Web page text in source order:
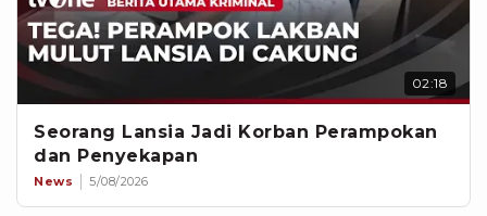
02:18
Seorang Lansia Jadi Korban Perampokan
dan Penyekapan
News 5/08/2026